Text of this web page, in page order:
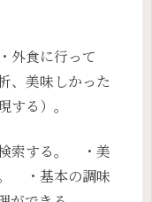
外食に行って
、美味しかった
する）。
索する。 ・美
・基本の調味